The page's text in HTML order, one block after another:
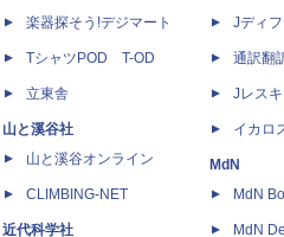
楽器探そう!デジマート
TシャツPOD T-OD
立東舎
山と溪谷社
山と溪谷オンライン
CLIMBING-NET
近代科学社
Jディ
通訳翻
Jレス
イカロ
MdN
MdN
MdN